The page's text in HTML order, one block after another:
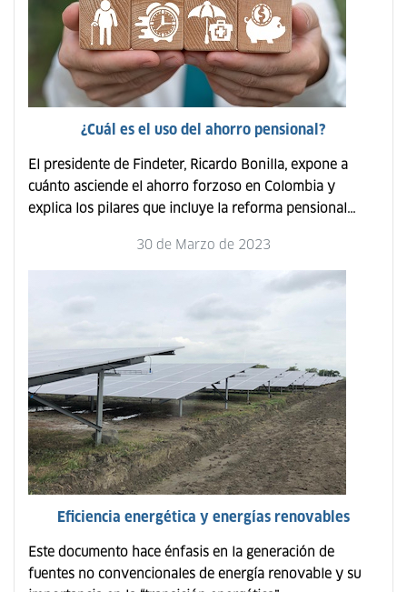
¿Cuál es el uso del ahorro pensional?
El presidente de Findeter, Ricardo Bonilla, expone a
cuánto asciende el ahorro forzoso en Colombia y
explica los pilares que incluye la reforma pensional...
30 de Marzo de 2023
Eficiencia energética y energías renovables
Este documento hace énfasis en la generación de
fuentes no convencionales de energía renovable y su